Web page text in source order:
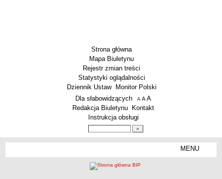
Strona główna
Mapa Biuletynu
Rejestr zmian treści
Statystyki oglądalności
Dziennik Ustaw
Monitor Polski
Menu dodatkowe
Dla słabowidzących A pomniejsz czcionkę
A standardowy rozmiar czcionki
A
Redakcja Biuletynu
Kontakt
Instrukcja obsługi
MENU